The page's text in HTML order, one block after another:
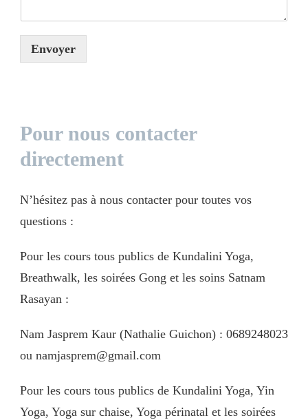
Envoyer
Pour nous contacter
directement
N’hésitez pas à nous contacter pour toutes vos
questions :
Pour les cours tous publics de Kundalini Yoga,
Breathwalk, les soirées Gong et les soins Satnam
Rasayan :
Nam Jasprem Kaur (Nathalie Guichon) : 0689248023
ou namjasprem@gmail.com
Pour les cours tous publics de Kundalini Yoga, Yin
Yoga, Yoga sur chaise, Yoga périnatal et les soirées